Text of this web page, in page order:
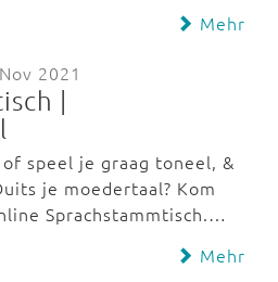
Mehr
2021
|
speel je graag toneel, &
je moedertaal? Kom
Sprachstammtisch.…
Mehr